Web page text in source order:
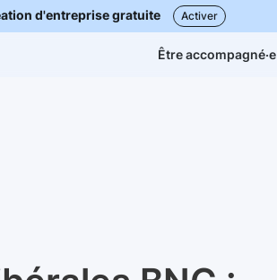
d'entreprise gratuite Activer
Être accompagné·e